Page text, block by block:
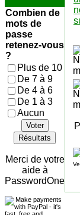
Combien de
mots de
passe
retenez-vous
?
Plus de 10
De 7 à 9
De 4 à 6
De 1 à 3
Aucun
Voter
Résultats
Merci de votre
aide à
PasswordOne